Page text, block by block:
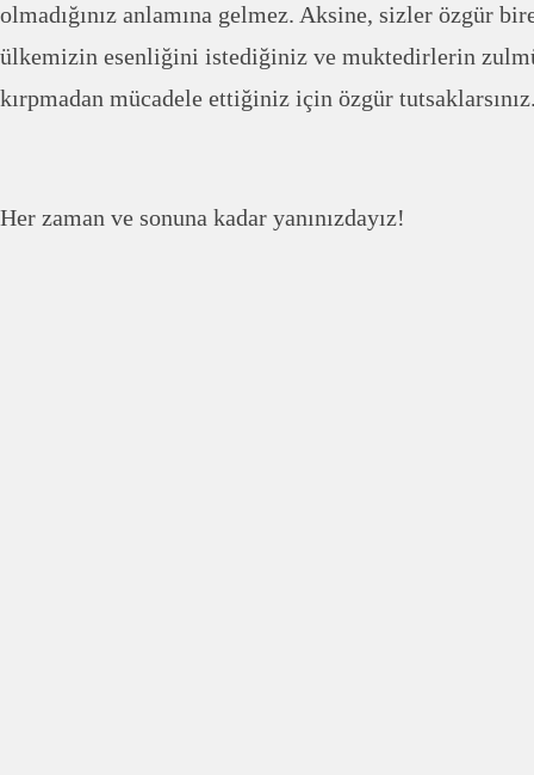
olmadığınız anlamına gelmez. Aksine, sizler özgür
ülkemizin esenliğini istediğiniz ve muktedirlerin
kırpmadan mücadele ettiğiniz için özgür
Her zaman ve sonuna kadar yanınızdayız!